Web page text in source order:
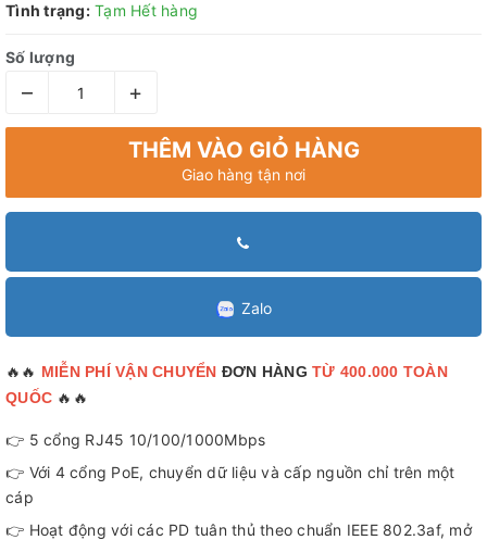
Tình trạng: Tạm Hết hàng
Số lượng
– +
THÊM VÀO GIỎ HÀNG
Giao hàng tận nơi
Zalo
🔥🔥 MIỄN PHÍ VẬN CHUYỂN ĐƠN HÀNG TỪ 400.000 TOÀN
QUỐC 🔥🔥
👉 5 cổng RJ45 10/100/1000Mbps
👉 Với 4 cổng PoE, chuyển dữ liệu và cấp nguồn chỉ trên một
cáp
👉 Hoạt động với các PD tuân thủ theo chuẩn IEEE 802.3af, mở